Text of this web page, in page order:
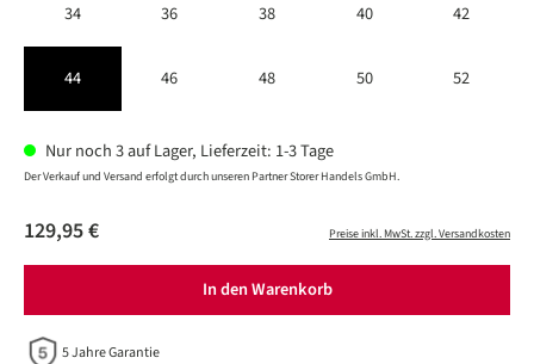
34 36 38 40 42
44 46 48 50 52
Nur noch 3 auf Lager, Lieferzeit: 1-3 Tage
Der Verkauf und Versand erfolgt durch unseren Partner Storer Handels GmbH.
129,95 € Preise inkl. MwSt. zzgl. Versandkosten
In den Warenkorb
5 Jahre Garantie